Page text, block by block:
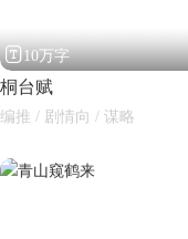
10万字
桐台赋
编推 / 剧情向 / 谋略